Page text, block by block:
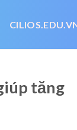
tăng